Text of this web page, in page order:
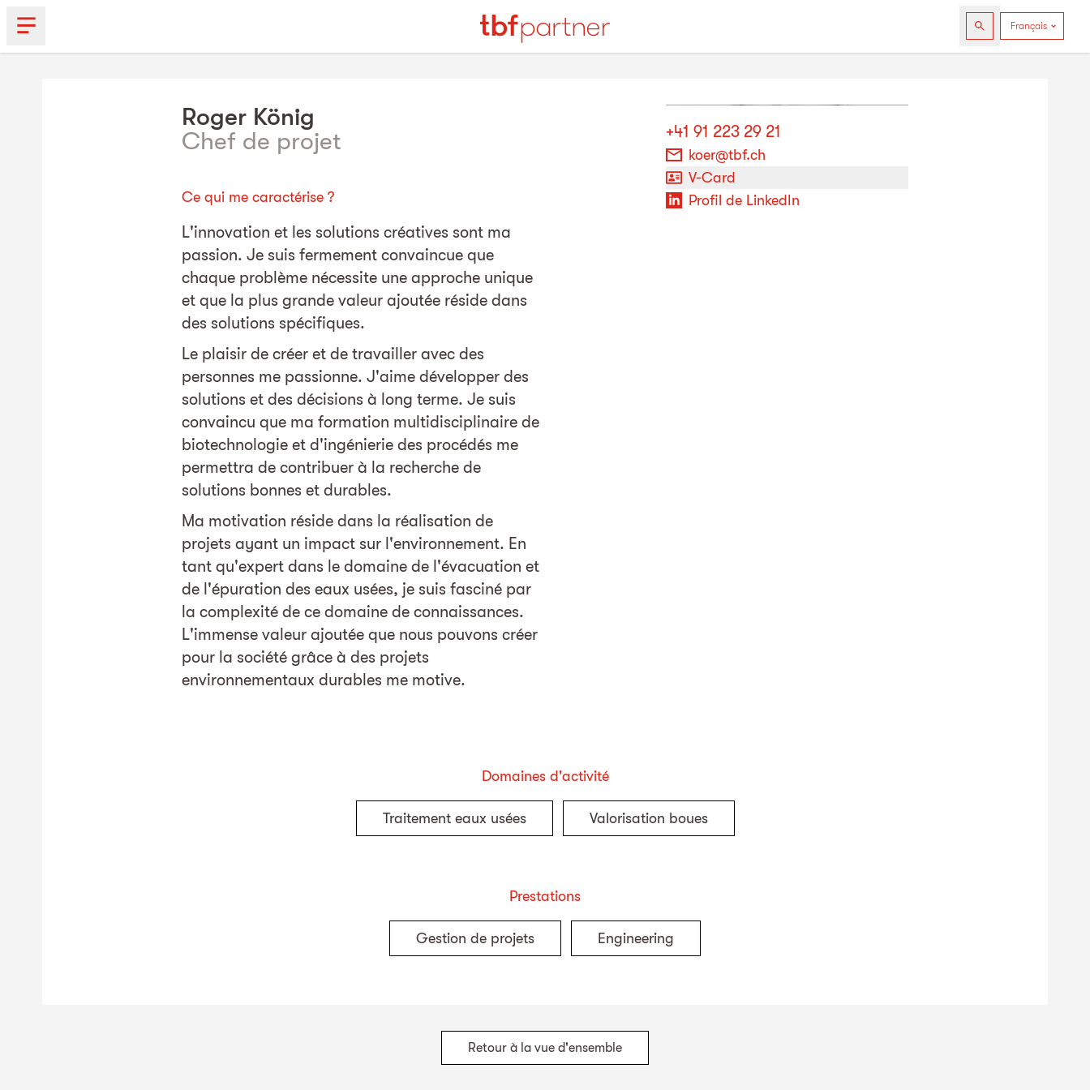
Roger König
Chef de projet
Ce qui me caractérise ?
L'innovation et les solutions créatives sont ma
passion. Je suis fermement convaincue que
chaque problème nécessite une approche unique
et que la plus grande valeur ajoutée réside dans
des solutions spécifiques.
Le plaisir de créer et de travailler avec des
personnes me passionne. J'aime développer des
solutions et des décisions à long terme. Je suis
convaincu que ma formation multidisciplinaire de
biotechnologie et d'ingénierie des procédés me
permettra de contribuer à la recherche de
solutions bonnes et durables.
Ma motivation réside dans la réalisation de
projets ayant un impact sur l'environnement. En
tant qu'expert dans le domaine de l'évacuation et
de l'épuration des eaux usées, je suis fasciné par
la complexité de ce domaine de connaissances.
L'immense valeur ajoutée que nous pouvons créer
pour la société grâce à des projets
environnementaux durables me motive.
+41 91 223 29 21
koer@tbf.ch
V-Card
Profil de LinkedIn
Domaines d'activité
Traitement eaux usées Valorisation boues
Prestations
Gestion de projets Engineering
Retour à la vue d'ensemble